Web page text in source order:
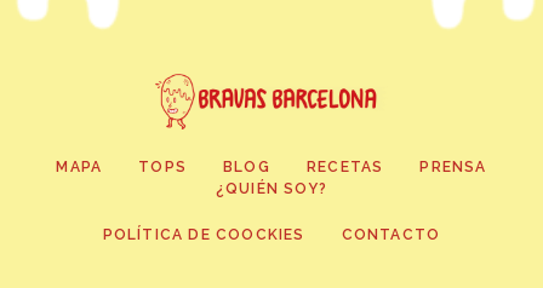
MAPA TOPS BLOG RECETAS
PRENSA
¿QUIÉN SOY?
POLÍTICA DE COOCKIES CONTACTO